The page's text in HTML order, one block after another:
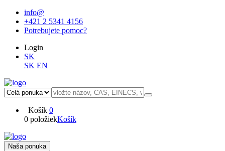
info@
+421 2 5341 4156
Potrebujete pomoc?
Login
SK
SK EN
Košík 0
0 položiekKošík
Naša ponuka